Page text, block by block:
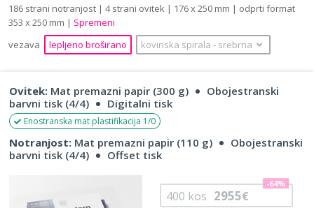
186 strani notranjost | 4 strani ovitek | 176 x 250 mm | odprti format
353 x 250 mm | Spremeni
vezava
lepljeno broširano kovinska spirala ‐ srebrna
Ovitek: Mat premazni papir (300 g)
Obojestranski
barvni tisk (4/4)
Digitalni tisk
Enostranska mat plastifikacija 1/0
Notranjost: Mat premazni papir (110 g)
Obojestranski
barvni tisk (4/4)
Offset tisk
400 kos 2955€
-64%